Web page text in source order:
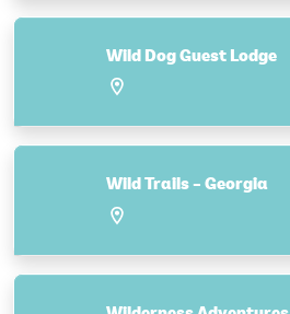
Wild Dog Guest Lodge
Wild Trails – Georgia